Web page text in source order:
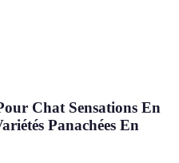
Chat Sensations En
Panachées En